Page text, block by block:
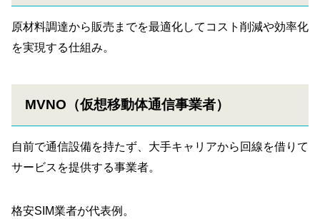
原材料調達から販売までを最適化してコスト削減や効率化
を実現する仕組み。
MVNO（仮想移動体通信事業者）
自前で通信設備を持たず、大手キャリアから回線を借りて
サービスを提供する事業者。
格安SIM業者が代表例。